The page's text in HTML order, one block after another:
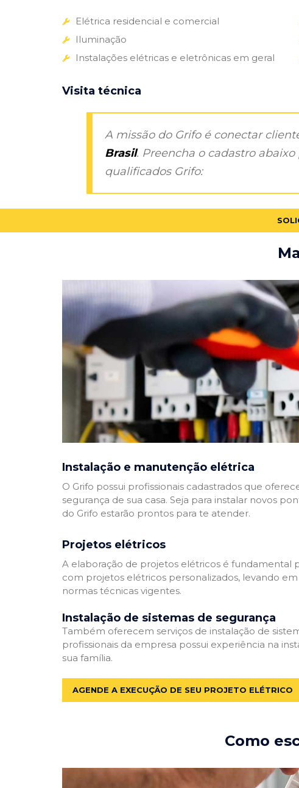
Elétrica residencial e comercial
Iluminação
Instalações elétricas e eletrônicas em geral
Visita técnica
A missão do Grifo é conectar
Brasil. Preencha o cadastro
qualificados Grifo:
Instalação e manutenção elétrica
O Grifo possui profissionais cadastrados que
segurança de sua casa. Seja para instalar novos
do Grifo estarão prontos para te atender.
Projetos elétricos
A elaboração de projetos elétricos é fundamental
com projetos elétricos personalizados, levando
normas técnicas vigentes.
Instalação de sistemas de segurança
Também oferecem serviços de instalação de
profissionais da empresa possui experiência na
sua família.
AGENDE A EXECUÇÃO DE SEU PROJETO ELÉTRICO
Como